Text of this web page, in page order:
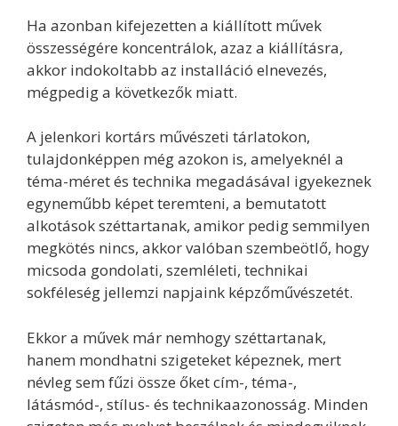
Ha azonban kifejezetten a kiállított művek
összességére koncentrálok, azaz a kiállításra,
akkor indokoltabb az installáció elnevezés,
mégpedig a következők miatt.
A jelenkori kortárs művészeti tárlatokon,
tulajdonképpen még azokon is, amelyeknél a
téma-méret és technika megadásával igyekeznek
egyneműbb képet teremteni, a bemutatott
alkotások széttartanak, amikor pedig semmilyen
megkötés nincs, akkor valóban szembeötlő, hogy
micsoda gondolati, szemléleti, technikai
sokféleség jellemzi napjaink képzőművészetét.
Ekkor a művek már nemhogy széttartanak,
hanem mondhatni szigeteket képeznek, mert
névleg sem fűzi össze őket cím-, téma-,
látásmód-, stílus- és technikaazonosság. Minden